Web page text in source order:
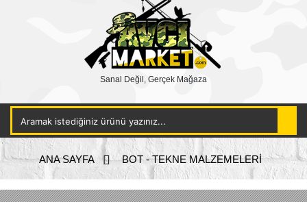
Sanal Değil, Gerçek Mağaza
ANA SAYFA BOT - TEKNE MALZEMELERİ